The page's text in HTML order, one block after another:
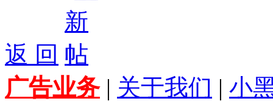
返 回
广告业务| 关于我们 | 小